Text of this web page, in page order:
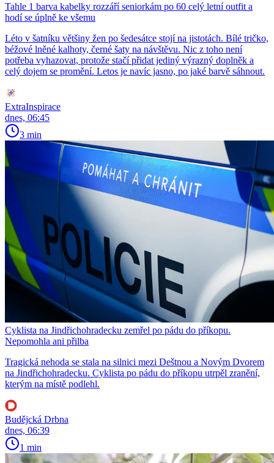
Tahle 1 barva kabelky rozzáří seniorkám po 60 celý letní outfit a
hodí se úplně ke všemu
Léto v šatníku většiny žen po šedesátce stojí na jistotách. Bílé tričko,
béžové lněné kalhoty, černé šaty na návštěvu. Nic z toho není
potřeba vyhazovat, protože stačí přidat jediný výrazný doplněk a
celý dojem se promění. Letos je navíc jasno, po jaké barvě sáhnout.
ExtraInspirace
dnes, 06:45
3 min
Cyklista na Jindřichohradecku zemřel po pádu do příkopu.
Nepomohla ani přilba
Tragická nehoda se stala na silnici mezi Deštnou a Novým Dvorem
na Jindřichohradecku. Cyklista po pádu do příkopu utrpěl zranění,
kterým na místě podlehl.
Budějcká Drbna
dnes, 06:39
1 min